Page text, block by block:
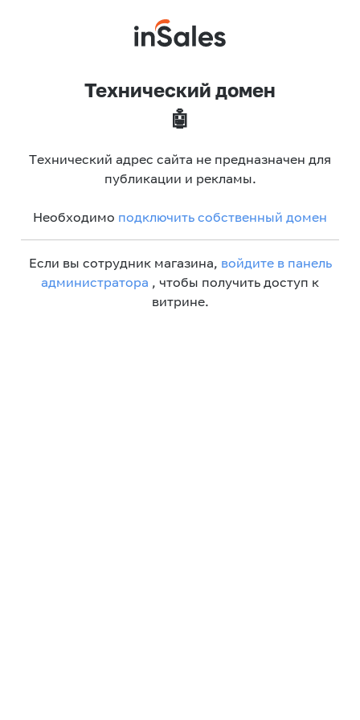
Технический домен
🤖
Технический адрес сайта не предназначен для
публикации и рекламы.
Необходимо подключить собственный домен
Если вы сотрудник магазина, войдите в панель
администратора , чтобы получить доступ к
витрине.